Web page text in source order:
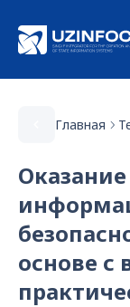
Главная
Оказание
основе